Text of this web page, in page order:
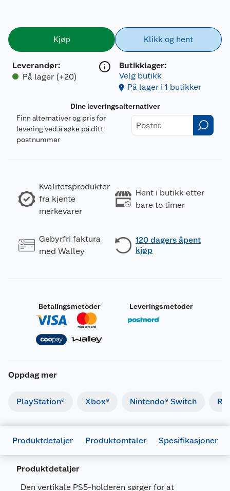
Kjøp
Leverandør:
På lager (+20)
Klikk og hent
Butikklager:
Velg butikk
På lager i 1 butikker
Dine leveringsalternativer
Finn alternativer og pris for
levering ved å søke på ditt
postnummer
Kvalitetsprodukter
fra kjente
merkevarer
Hent i butikk etter
bare to timer
Gebyrfri faktura
med Walley
120 dagers åpent
kjøp
Betalingsmetoder Leveringsmetoder
Oppdag mer
PlayStation® Xbox® Nintendo® Switch
Produktdetaljer Produktomtaler Spesifikasjoner
Produktdetaljer
Den vertikale PS5-holderen sørger for at